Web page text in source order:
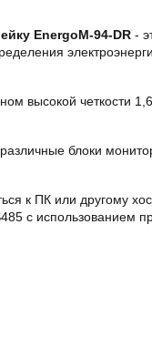
EnergoM-94-DR -
высокой четкости
блоки
к ПК или другому
с использованием